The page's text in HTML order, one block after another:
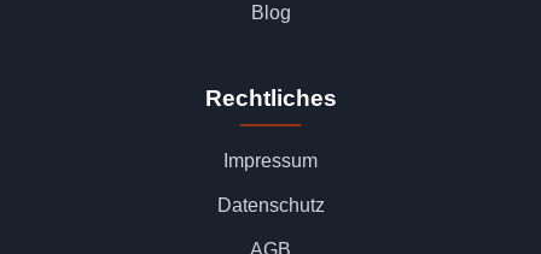
Blog
Rechtliches
Impressum
Datenschutz
AGB